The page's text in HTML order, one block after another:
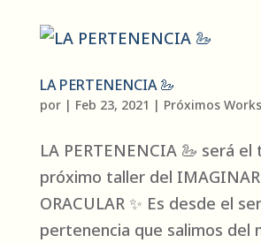
LA PERTENENCIA 🦢
por | Feb 23, 2021 | Próximos
LA PERTENENCIA 🦢 será
próximo taller del
ORACULAR ✨ Es desde el
pertenencia que salimos del